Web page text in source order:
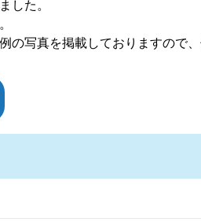
した。
の写真を掲載しておりますので、